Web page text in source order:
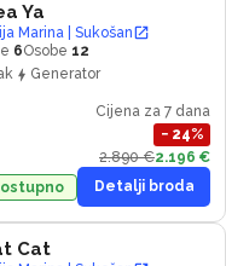
Ya
Marina | Sukošan
6Osobe 12
Generator
Cijena za 7 dana
− 24%
2.890 €2.196 €
Detalji broda
Cat